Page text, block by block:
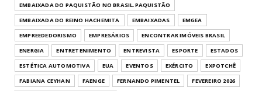
EMBAIXADA DO PAQUISTÃO NO BRASIL.PAQUISTÃO
EMBAIXADA DO REINO HACHEMITA
EMBAIXADAS
EMGEA
EMPREEDEDORISMO
EMPRESÁRIOS
ENCONTRAR IMÓVEIS BRASIL
ENERGIA
ENTRETENIMENTO ENTREVISTA ESPORTE
ESTADOS
ESTÉTICA AUTOMOTIVA
EUA EVENTOS EXÉRCITO
EXPOTCHÊ
FABIANA CEYHAN
FAENGE FERNANDO PIMENTEL
FEVEREIRO 2026